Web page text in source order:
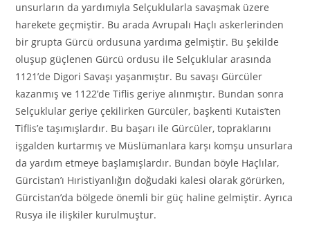
unsurların da yardımıyla Selçuklularla savaşmak üzere
harekete geçmiştir. Bu arada Avrupalı Haçlı askerlerinden
bir grupta Gürcü ordusuna yardıma gelmiştir. Bu şekilde
oluşup güçlenen Gürcü ordusu ile Selçuklular arasında
1121’de Digori Savaşı yaşanmıştır. Bu savaşı Gürcüler
kazanmış ve 1122’de Tiflis geriye alınmıştır. Bundan sonra
Selçuklular geriye çekilirken Gürcüler, başkenti Kutais’ten
Tiflis’e taşımışlardır. Bu başarı ile Gürcüler, topraklarını
işgalden kurtarmış ve Müslümanlara karşı komşu unsurlara
da yardım etmeye başlamışlardır. Bundan böyle Haçlılar,
Gürcistan’ı Hıristiyanlığın doğudaki kalesi olarak görürken,
Gürcistan’da bölgede önemli bir güç haline gelmiştir. Ayrıca
Rusya ile ilişkiler kurulmuştur.